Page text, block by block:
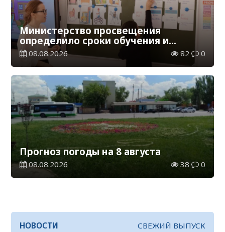
Министерство просвещения
определило сроки обучения и
каникул на 2026-2027 учебный год
08.08.2026 82 0
Прогноз погоды на 8 августа
08.08.2026 38 0
НОВОСТИ СВЕЖИЙ ВЫПУСК